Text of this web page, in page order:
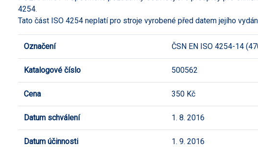
4254.
Tato část ISO 4254 neplatí pro stroje vyrobené před datem jejího
Označení ČSN EN ISO 4254-14
Katalogové číslo 500562
Cena 350 Kč
Datum schválení 1. 8. 2016
Datum účinnosti 1. 9. 2016